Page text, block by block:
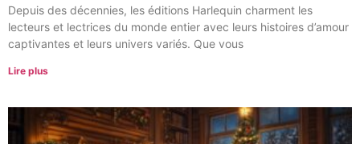
Depuis des décennies, les éditions Harlequin charment les
lecteurs et lectrices du monde entier avec leurs histoires d’amour
captivantes et leurs univers variés. Que vous
Lire plus